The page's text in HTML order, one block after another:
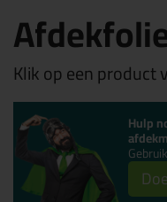
Klik op een product
Hulp